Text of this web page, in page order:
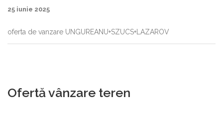
25 iunie 2025
oferta de vanzare UNGUREANU+SZUCS+LAZAROV
Ofertă vânzare teren